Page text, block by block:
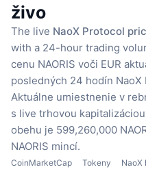
živo
The live NaoX Protocol
with a 24-hour trading
cenu NAORIS voči EUR
posledných 24 hodín
Aktuálne umiestnenie v
s live trhovou kapitalizáciou
obehu je 599,260,000
NAORIS mincí.
CoinMarketCap Tokeny NaoX